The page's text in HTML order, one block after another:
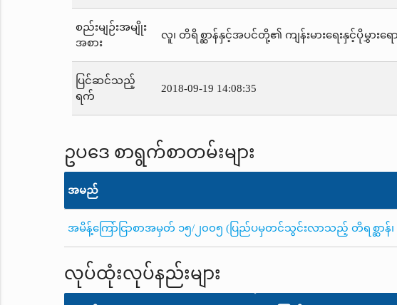
စည်းမျဉ်းအမျိုး
အစား
လူ၊ တိရိစ္ဆာန်နှင့်အပင်တို့၏ ကျန်းမားရေးနှင့်ပိုမွှား
ပြင်ဆင်သည့်
ရက်
2018-09-19 14:08:35
ဥပဒေ စာရွက်စာတမ်းများ
အမည်
အမိန့်ကြော်ငြာစာအမှတ် ၁၅/၂၀၀၅ (ပြည်ပမှတင်သွင်းလာသည့် တိရစ္ဆာန်
လုပ်ထုံးလုပ်နည်းများ